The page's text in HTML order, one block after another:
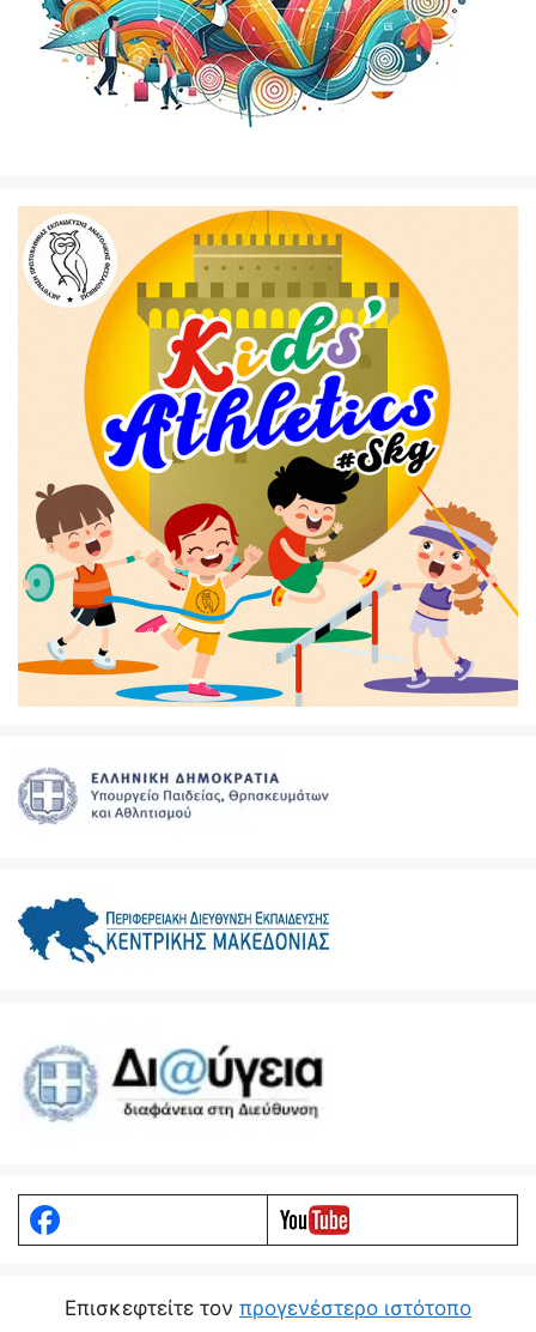
Eπισκεφτείτε τον προγενέστερο ιστότοπο